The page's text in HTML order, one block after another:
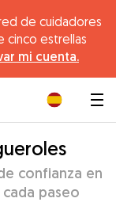
de cuidadores
cinco estrellas
mi cuenta.
confianza en
paseo